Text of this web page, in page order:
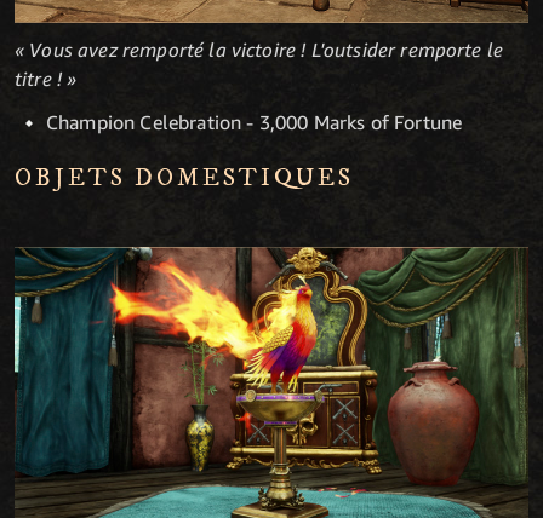
« Vous avez remporté la victoire ! L'outsider remporte le
titre ! »
Champion Celebration - 3,000 Marks of Fortune
OBJETS DOMESTIQUES